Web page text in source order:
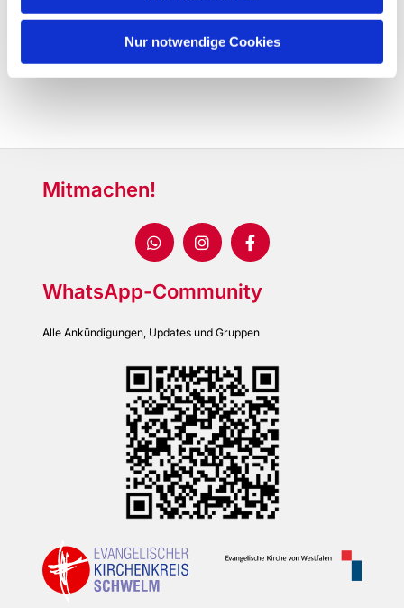
Nur notwendige Cookies
Mitmachen!
WhatsApp-Community
Alle Ankündigungen, Updates und Gruppen